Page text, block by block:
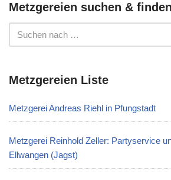
Metzgereien suchen & finden
Metzgereien Liste
Metzgerei Andreas Riehl in Pfungstadt
Metzgerei Reinhold Zeller: Partyservice
Ellwangen (Jagst)